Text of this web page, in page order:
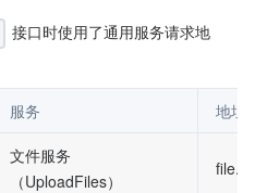
接口时使用了通用服务请求地
服务 地址
文件服务
（UploadFiles）